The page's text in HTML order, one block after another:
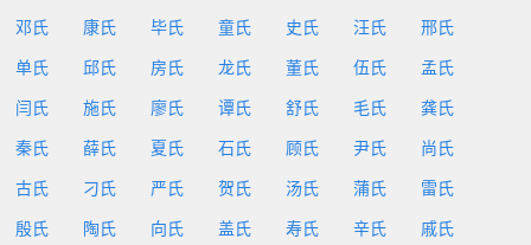
邓氏 康氏 毕氏 童氏 史氏 汪氏 邢氏
单氏 邱氏 房氏 龙氏 董氏 伍氏 孟氏
闫氏 施氏 廖氏 谭氏 舒氏 毛氏 龚氏
秦氏 薛氏 夏氏 石氏 顾氏 尹氏 尚氏
古氏 刁氏 严氏 贺氏 汤氏 蒲氏 雷氏
殷氏 陶氏 向氏 盖氏 寿氏 辛氏 戚氏